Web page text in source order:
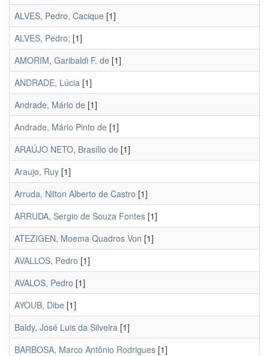
ALVES, Pedro, Cacique [1]
ALVES, Pedro; [1]
AMORIM, Garibaldi F. de [1]
ANDRADE, Lúcia [1]
Andrade, Mário de [1]
Andrade, Mário Pinto de [1]
ARAÚJO NETO, Brasílio de [1]
Araujo, Ruy [1]
Arruda, Nilton Alberto de Castro [1]
ARRUDA, Sergio de Souza Fontes [1]
ATEZIGEN, Moema Quadros Von [1]
AVALLOS, Pedro [1]
AVALOS, Pedro [1]
AYOUB, Dibe [1]
Baldy, José Luis da Silveira [1]
BARBOSA, Marco Antônio Rodrigues [1]